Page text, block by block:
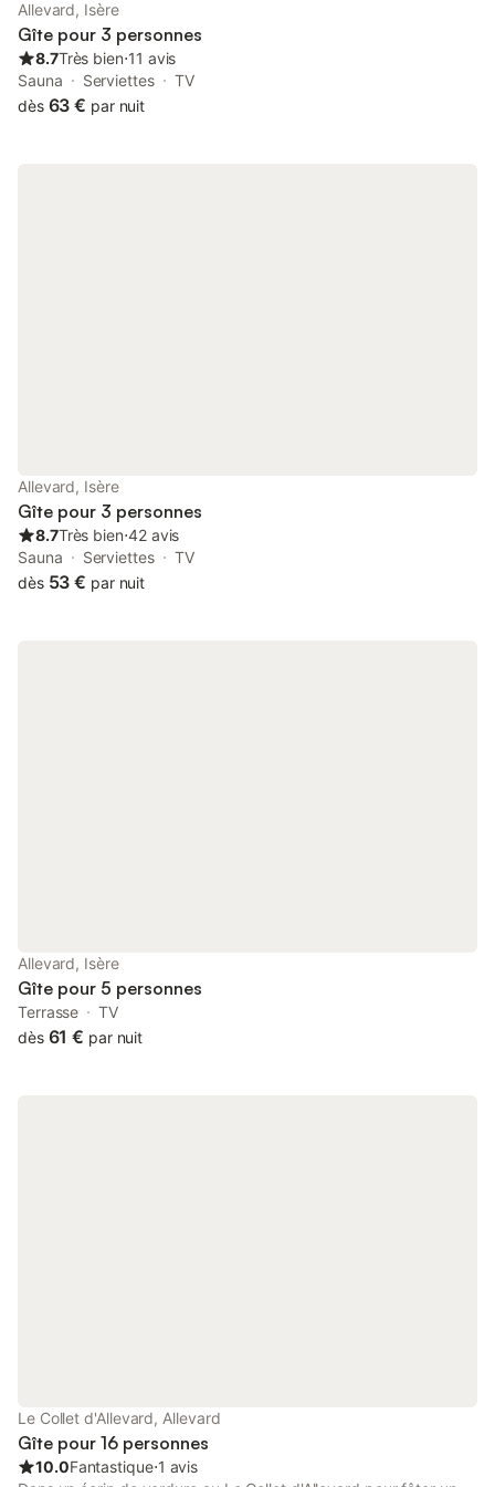
100 appartements conçus avec soin sur quatre étages, tous
facilement accessibles par ascenseur. Franchissez le seuil et
découvrez
Allevard, Isère
Gîte pour 3 personnes
8.7Très bien⋅11 avis
Sauna
Serviettes
TV
dès 63 € par nuit
Allevard, Isère
Gîte pour 3 personnes
8.7Très bien⋅42 avis
Sauna
Serviettes
TV
dès 53 € par nuit
Allevard, Isère
Gîte pour 5 personnes
Terrasse
TV
dès 61 € par nuit
Le Collet d'Allevard, Allevard
Gîte pour 16 personnes
10.0Fantastique⋅1 avis